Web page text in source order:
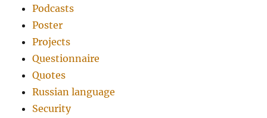
Podcasts
Poster
Projects
Questionnaire
Quotes
Russian language
Security